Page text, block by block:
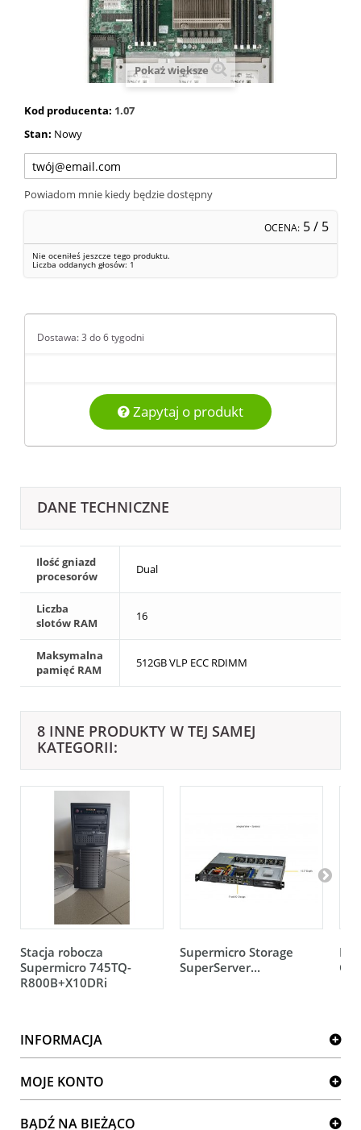
Pokaż większe
Kod producenta: 1.07
Stan: Nowy
Powiadom mnie kiedy będzie dostępny
OCENA: 5/ 5
Nie oceniłeś jeszcze tego produktu.
Liczba oddanych głosów: 1
Dostawa: 3 do 6 tygodni
Zapytaj o produkt
DANE TECHNICZNE
Ilość gniazd
procesorów
Dual
Liczba
slotów RAM
16
Maksymalna
pamięć RAM
512GB VLP ECC RDIMM
8 INNE PRODUKTY W TEJ SAMEJ
KATEGORII:
Stacja robocza
Supermicro 745TQ-
R800B+X10DRi
Supermicro Storage
SuperServer...
INFORMACJA
MOJE KONTO
BĄDŹ NA BIEŻĄCO